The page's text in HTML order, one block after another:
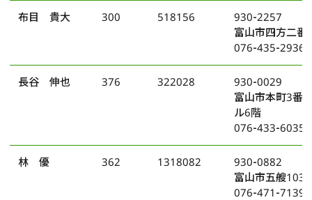
布目 貴大 300 518156
930-2257
富山市四方二番
076-435-2936
長谷 伸也 376 322028
930-0029
富山市本町3番
ル6階
076-433-6035
林 優 362 1318082
930-0882
富山市五艘
076-471-7139